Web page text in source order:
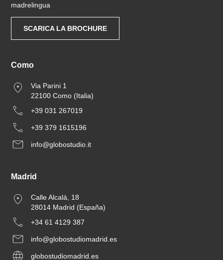
madrelingua
SCARICA LA BROCHURE
Como
Via Parini 1
22100 Como (Italia)
+39 031 267019
+39 379 1615196
info@globostudio.it
Madrid
Calle Alcalá, 18
28014 Madrid (España)
+34 61 4129 387
info@globostudiomadrid.es
globostudiomadrid.es